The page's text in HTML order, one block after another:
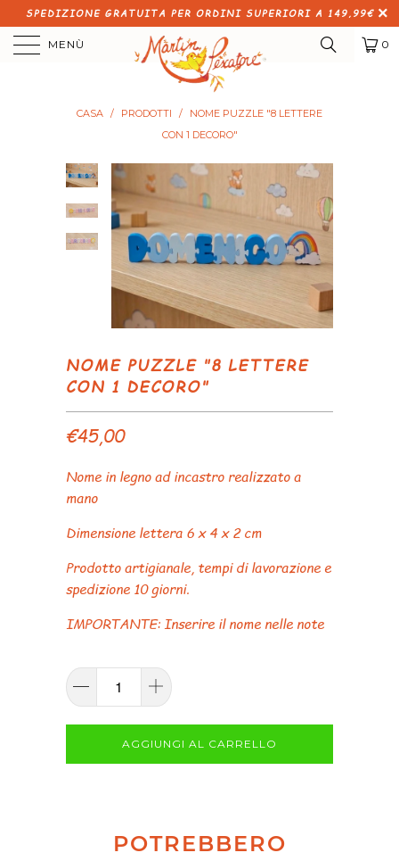
SPEDIZIONE GRATUITA PER ORDINI SUPERIORI A 149,99€
MENÙ 0
CASA / PRODOTTI /
NOME PUZZLE "8 LETTERE
CON 1 DECORO"
NOME PUZZLE "8 LETTERE
CON 1 DECORO"
€45,00
Nome in legno ad incastro realizzato a
mano
Dimensione lettera 6 x 4 x 2 cm
Prodotto artigianale, tempi di lavorazione e
spedizione 10 giorni.
IMPORTANTE: Inserire il nome nelle note
AGGIUNGI AL CARRELLO
POTREBBERO